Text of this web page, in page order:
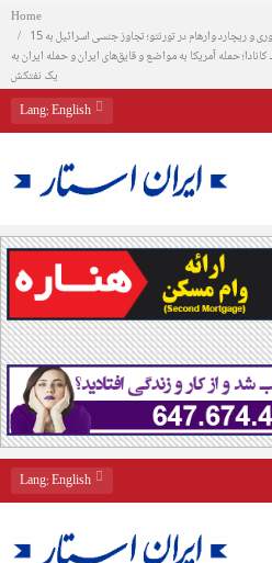
Home
اتهام قاچاق انسان و ایجاد فحشاخانه به آوا آشوری و ریچارد وارهام در تورنتو؛ تجاوز جنسی اسرائیل به 15
حمله آمریکا به مواضع و قایق‌های ایران و حمله ایران به
یک نفتکش
Lang: English
Lang: English